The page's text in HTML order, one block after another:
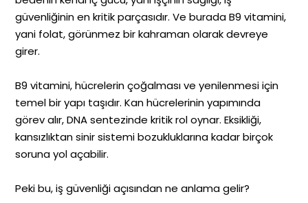
güvenliğinin en kritik parçasıdır. Ve burada B9 vitamini,
yani folat, görünmez bir kahraman olarak devreye
girer.
B9 vitamini, hücrelerin çoğalması ve yenilenmesi için
temel bir yapı taşıdır. Kan hücrelerinin yapımında
görev alır, DNA sentezinde kritik rol oynar. Eksikliği,
kansızlıktan sinir sistemi bozukluklarına kadar birçok
soruna yol açabilir.
Peki bu, iş güvenliği açısından ne anlama gelir?